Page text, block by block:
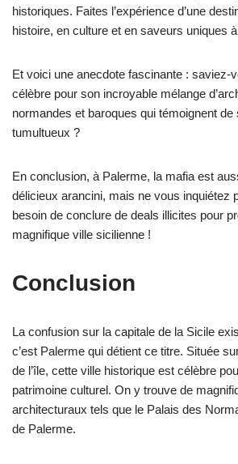
historiques. Faites l’expérience d’une
histoire, en culture et en saveurs uniques
Et voici une anecdote fascinante : saviez-
célèbre pour son incroyable mélange
normandes et baroques qui témoignent de
tumultueux ?
En conclusion, à Palerme, la mafia est
délicieux arancini, mais ne vous inquiétez
besoin de conclure de deals illicites pour
magnifique ville sicilienne !
Conclusion
La confusion sur la capitale de la Sicile
c’est Palerme qui détient ce titre. Située
de l’île, cette ville historique est célèbre
patrimoine culturel. On y trouve de
architecturaux tels que le Palais des
de Palerme.